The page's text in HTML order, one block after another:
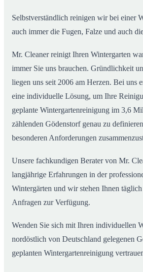
Selbstverständlich reinigen wir bei einer
auch immer die Fugen, Falze und auch
Mr. Cleaner reinigt Ihren Wintergarten
immer Sie uns brauchen. Gründlichkeit
liegen uns seit 2006 am Herzen. Bei uns
eine individuelle Lösung, um Ihre
geplante Wintergartenreinigung im 3,6
zählenden Gödenstorf genau zu
besonderen Anforderungen
Unsere fachkundigen Berater von Mr.
langjährige Erfahrungen in der
Wintergärten und wir stehen Ihnen
Anfragen zur Verfügung.
Wenden Sie sich mit Ihren individuellen
nordöstlich von Deutschland gelegenen
geplanten Wintergartenreinigung